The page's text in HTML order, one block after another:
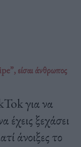
είσαι άνθρωπος
για να
ξεχάσει
άνοιξες το